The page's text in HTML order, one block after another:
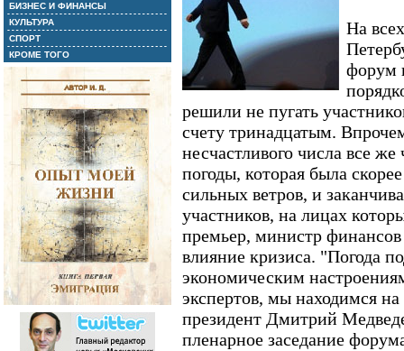
БИЗНЕС И ФИНАНСЫ
КУЛЬТУРА
СПОРТ
КРОМЕ ТОГО
На
форум
решили не пугать
счету тринадцатым.
несчастливого числа все
погоды, которая была
сильных ветров, и
участников, на лицах
премьер, министр
влияние кризиса. "Погода
экономическим
экспертов, мы находимся
президент Дмитрий
пленарное заседание